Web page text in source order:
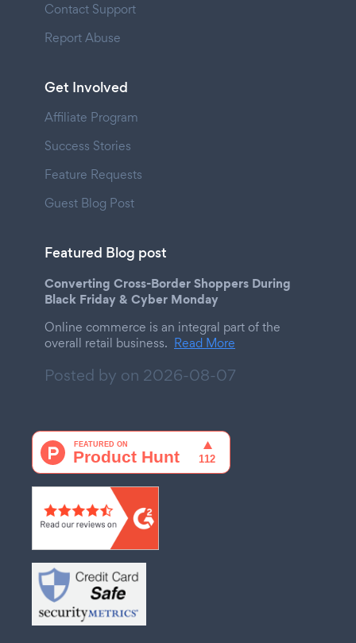
Contact Support
Report Abuse
Get Involved
Affiliate Program
Success Stories
Feature Requests
Guest Blog Post
Featured Blog post
Converting Cross-Border Shoppers During
Black Friday & Cyber Monday
Online commerce is an integral part of the
overall retail business. Read More
Posted by on 2026-08-07